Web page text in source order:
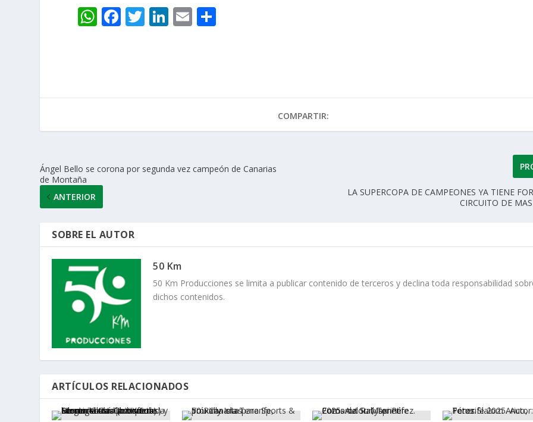
W
A
p
F
o
k
T Li
dI
E
ar
r
COMPARTIR:
Ángel Bello se corona por segunda vez campeón de Canarias
de Montaña
ANTERIOR
LA SUPERCOPA DE CAMPEONES YA TIENE
CIRCUITO DE
SOBRE EL AUTOR
50 Km
50 Km Producciones se limita a publicar contenido de terceros y declina toda responsabilidad
dichos contenidos.
ARTÍCULOS RELACIONADOS